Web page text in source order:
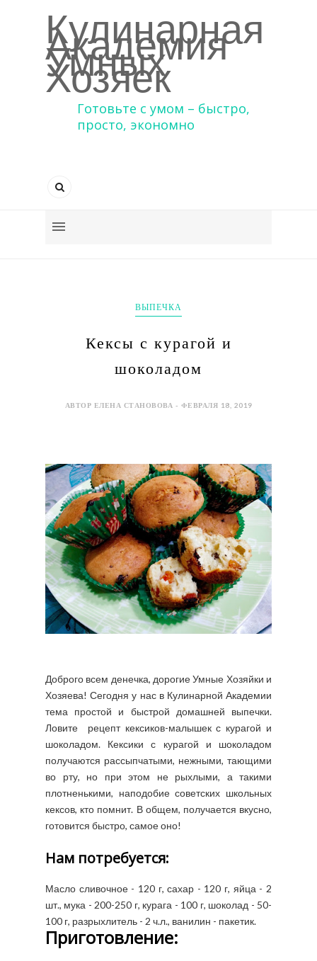
Кулинарная
Академия
Умных
Хозяек
Готовьте с умом – быстро,
просто, экономно
ВЫПЕЧКА
Кексы с курагой и
шоколадом
АВТОР ЕЛЕНА СТАНОВОВА - ФЕВРАЛЯ 18, 2019
Доброго всем денечка, дорогие Умные Хозяйки и
Хозяева! Сегодня у нас в Кулинарной Академии
тема простой и быстрой домашней выпечки.
Ловите рецепт кексиков-малышек с курагой и
шоколадом. Кексики с курагой и шоколадом
получаются рассыпчатыми, нежными, тающими
во рту, но при этом не рыхлыми, а такими
плотненькими, наподобие советских школьных
кексов, кто помнит. В общем, получается вкусно,
готовится быстро, самое оно!
Нам потребуется:
Масло сливочное - 120 г, сахар - 120 г, яйца - 2
шт., мука - 200-250 г, курага - 100 г, шоколад - 50-
100 г, разрыхлитель - 2 ч.л., ванилин - пакетик.
Приготовление: